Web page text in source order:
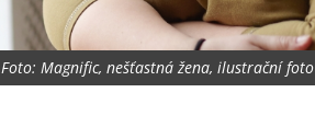
Foto: Magnific, nešťastná žena, ilustrační foto